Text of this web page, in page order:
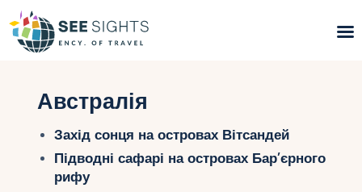
Пошук турів
Гарячі тури
Типи Турів
Австралія
Захід сонця на островах Вітсандей
Підводні сафарі на островах Бар’єрного
рифу